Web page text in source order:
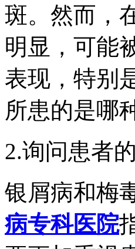
斑。然而，
明显，可能
表现，特别
所患的是哪
2.询问患者
银屑病和梅
病专科医院